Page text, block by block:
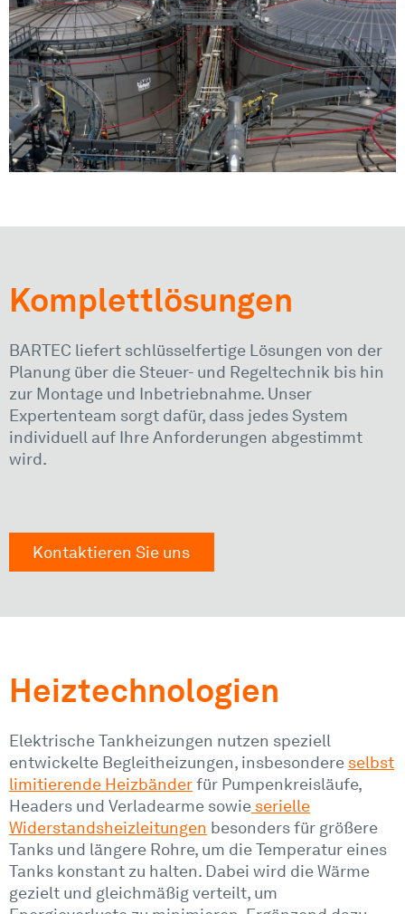
Komplettlösungen
BARTEC liefert schlüsselfertige Lösungen von der
Planung über die Steuer- und Regeltechnik bis hin
zur Montage und Inbetriebnahme. Unser
Expertenteam sorgt dafür, dass jedes System
individuell auf Ihre Anforderungen abgestimmt
wird.
Kontaktieren Sie uns
Heiztechnologien
Elektrische Tankheizungen nutzen speziell
entwickelte Begleitheizungen, insbesondere selbst
limitierende Heizbänderfür Pumpenkreisläufe,
Headers und Verladearme sowie serielle
Widerstandsheizleitungen besonders für größere
Tanks und längere Rohre, um die Temperatur eines
Tanks konstant zu halten. Dabei wird die Wärme
gezielt und gleichmäßig verteilt, um